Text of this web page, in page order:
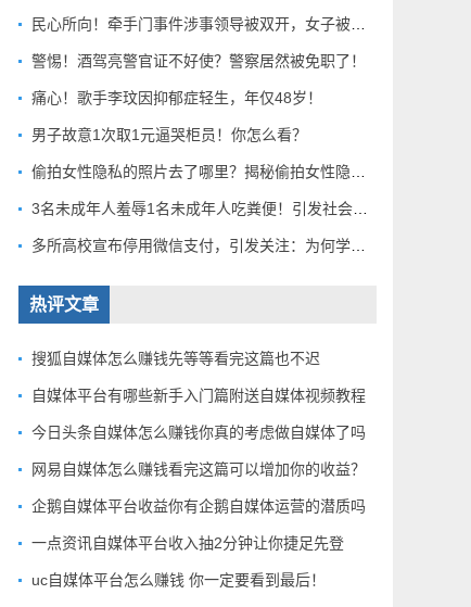
警惕！酒驾亮警官证不好使？警察居然被免职了！
痛心！歌手李玟因抑郁症轻生，年仅48岁！
男子故意1次取1元逼哭柜员！你怎么看？
热评文章
搜狐自媒体怎么赚钱先等等看完这篇也不迟
自媒体平台有哪些新手入门篇附送自媒体视频教程
今日头条自媒体怎么赚钱你真的考虑做自媒体了吗
网易自媒体怎么赚钱看完这篇可以增加你的收益？
企鹅自媒体平台收益你有企鹅自媒体运营的潜质吗
一点资讯自媒体平台收入抽2分钟让你捷足先登
uc自媒体平台怎么赚钱 你一定要看到最后！